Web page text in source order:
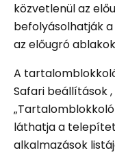
közvetlenül az
befolyásolhatják
az előugró
A
Safari beállítások
láthatja a
alkalmazások